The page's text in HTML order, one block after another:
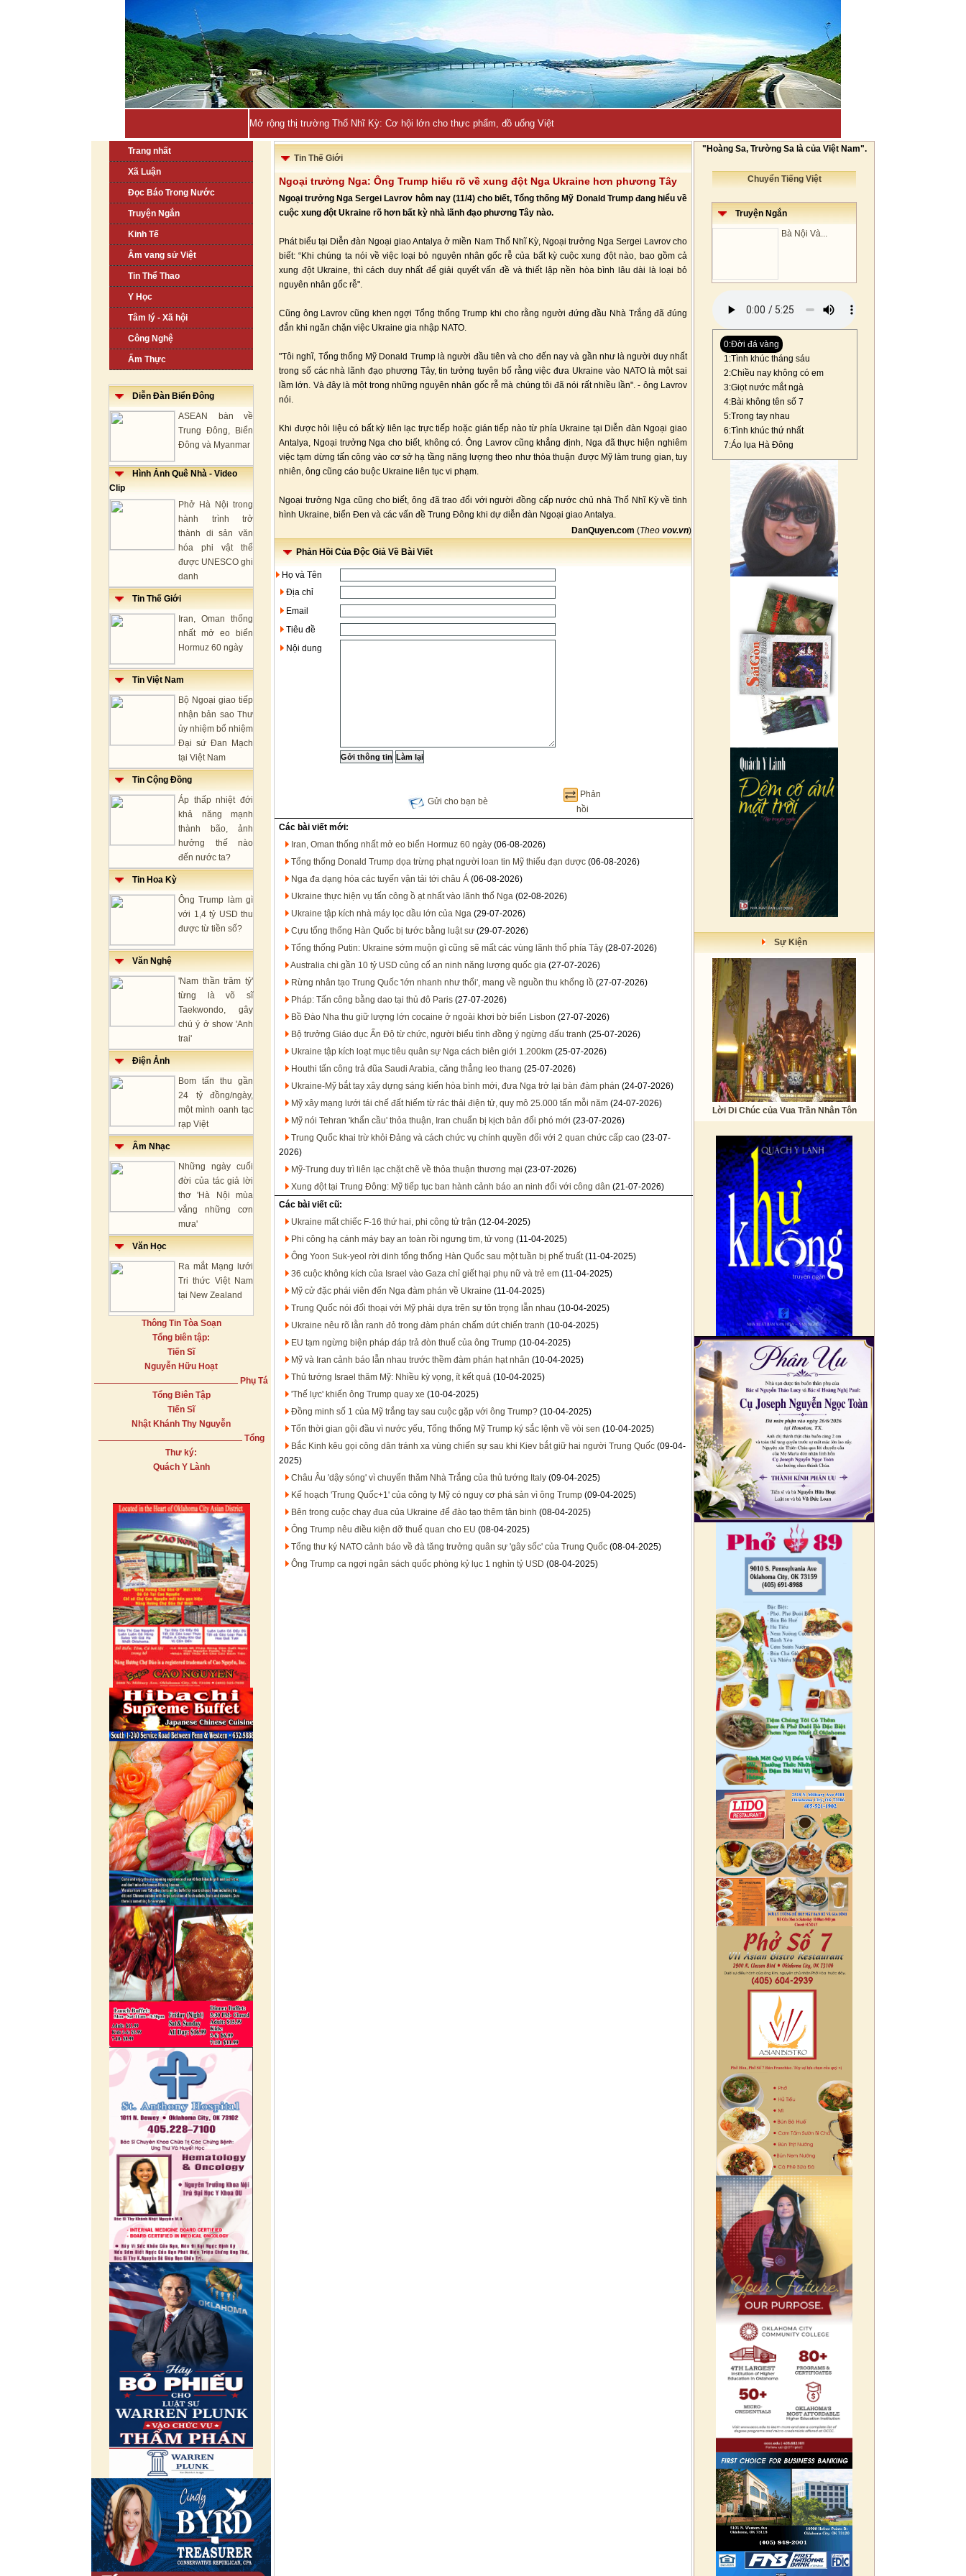
Mở rộng thị trường Thổ Nhĩ Kỳ: Cơ hội lớn cho thực phẩm, đồ uống Việt
Trang nhất
Xã Luận
Đọc Báo Trong Nước
Truyện Ngắn
Kinh Tế
Âm vang sử Việt
Tin Thể Thao
Y Học
Tâm lý - Xã hội
Công Nghệ
Ẩm Thực
Diễn Đàn Biển Đông
ASEAN bàn về
Trung Đông, Biển
Đông và Myanmar
Hình Ảnh Quê Nhà - Video
Clip
Phở Hà Nội trong
hành trình trở
thành di sản văn
hóa phi vật thể
được UNESCO ghi
danh
Tin Thế Giới
Iran, Oman thống
nhất mở eo biển
Hormuz 60 ngày
Tin Việt Nam
Bộ Ngoại giao tiếp
nhận bản sao Thư
ủy nhiệm bổ nhiệm
Đại sứ Đan Mạch
tại Việt Nam
Tin Cộng Đồng
Áp thấp nhiệt đới
khả năng mạnh
thành bão, ảnh
hưởng thế nào
đến nước ta?
Tin Hoa Kỳ
Ông Trump làm gì
với 1,4 tỷ USD thu
được từ tiền số?
Văn Nghệ
'Nam thần trăm tỷ'
từng là võ sĩ
Taekwondo, gây
chú ý ở show 'Anh
trai'
Điện Ảnh
Bom tấn thu gần
24 tỷ đồng/ngày,
một mình oanh tạc
rạp Việt
Âm Nhạc
Những ngày cuối
đời của tác giả lời
thơ 'Hà Nội mùa
vắng những cơn
mưa'
Văn Học
Ra mắt Mạng lưới
Tri thức Việt Nam
tại New Zealand
Thông Tin Tòa Soạn
Tổng biên tập:
Tiến Sĩ
Nguyễn Hữu Hoạt
Phụ Tá
Tổng Biên Tập
Tiến Sĩ
Nhật Khánh Thy Nguyễn
Tổng
Thư ký:
Quách Y Lành
Tin Thế Giới
Ngoại trưởng Nga: Ông Trump hiểu rõ về xung đột Nga Ukraine hơn phương Tây
Ngoại trưởng Nga Sergei Lavrov hôm nay (11/4) cho biết, Tổng thống Mỹ Donald Trump đang hiểu về
cuộc xung đột Ukraine rõ hơn bất kỳ nhà lãnh đạo phương Tây nào.
Phát biểu tại Diễn đàn Ngoại giao Antalya ở miền Nam Thổ Nhĩ Kỳ, Ngoại trưởng Nga Sergei Lavrov cho
biết: “Khi chúng ta nói về việc loại bỏ nguyên nhân gốc rễ của bất kỳ cuộc xung đột nào, bao gồm cả
xung đột Ukraine, thì cách duy nhất để giải quyết vấn đề và thiết lập nền hòa bình lâu dài là loại bỏ
nguyên nhân gốc rễ".
Cũng ông Lavrov cũng khen ngợi Tổng thống Trump khi cho rằng người đứng đầu Nhà Trắng đã đúng
đắn khi ngăn chặn việc Ukraine gia nhập NATO.
"Tôi nghĩ, Tổng thống Mỹ Donald Trump là người đầu tiên và cho đến nay và gần như là người duy nhất
trong số các nhà lãnh đạo phương Tây, tin tưởng tuyên bố rằng việc đưa Ukraine vào NATO là một sai
lầm lớn. Và đây là một trong những nguyên nhân gốc rễ mà chúng tôi đã nói rất nhiều lần". - ông Lavrov
nói.
Khi được hỏi liệu có bất kỳ liên lạc trực tiếp hoặc gián tiếp nào từ phía Ukraine tại Diễn đàn Ngoại giao
Antalya, Ngoại trưởng Nga cho biết, không có. Ông Lavrov cũng khẳng định, Nga đã thực hiện nghiêm
việc tạm dừng tấn công vào cơ sở hạ tầng năng lượng theo như thỏa thuận được Mỹ làm trung gian, tuy
nhiên, ông cũng cáo buộc Ukraine liên tục vi phạm.
Ngoại trưởng Nga cũng cho biết, ông đã trao đổi với người đồng cấp nước chủ nhà Thổ Nhĩ Kỳ về tình
hình Ukraine, biển Đen và các vấn đề Trung Đông khi dự diễn đàn Ngoại giao Antalya.
DanQuyen.com (Theo vov.vn)
Phản Hồi Của Độc Giả Về Bài Viết
Họ và Tên
Địa chỉ
Email
Tiêu đề
Nội dung
Gửi cho bạn bè
Phản
hồi
Các bài viết mới:
Iran, Oman thống nhất mở eo biển Hormuz 60 ngày (06-08-2026)
Tổng thống Donald Trump dọa trừng phạt người loan tin Mỹ thiếu đạn dược (06-08-2026)
Nga đa dạng hóa các tuyến vận tải tới châu Á (06-08-2026)
Ukraine thực hiện vụ tấn công ồ ạt nhất vào lãnh thổ Nga (02-08-2026)
Ukraine tập kích nhà máy lọc dầu lớn của Nga (29-07-2026)
Cựu tổng thống Hàn Quốc bị tước bằng luật sư (29-07-2026)
Tổng thống Putin: Ukraine sớm muộn gì cũng sẽ mất các vùng lãnh thổ phía Tây (28-07-2026)
Australia chi gần 10 tỷ USD củng cố an ninh năng lượng quốc gia (27-07-2026)
Rừng nhân tạo Trung Quốc 'lớn nhanh như thổi', mang về nguồn thu khổng lồ (27-07-2026)
Pháp: Tấn công bằng dao tại thủ đô Paris (27-07-2026)
Bồ Đào Nha thu giữ lượng lớn cocaine ở ngoài khơi bờ biển Lisbon (27-07-2026)
Bộ trưởng Giáo dục Ấn Độ từ chức, người biểu tình đồng ý ngừng đấu tranh (25-07-2026)
Ukraine tập kích loạt mục tiêu quân sự Nga cách biên giới 1.200km (25-07-2026)
Houthi tấn công trả đũa Saudi Arabia, căng thẳng leo thang (25-07-2026)
Ukraine-Mỹ bắt tay xây dựng sáng kiến hòa bình mới, đưa Nga trở lại bàn đàm phán (24-07-2026)
Mỹ xây mạng lưới tái chế đất hiếm từ rác thải điện tử, quy mô 25.000 tấn mỗi năm (24-07-2026)
Mỹ nói Tehran 'khẩn cầu' thỏa thuận, Iran chuẩn bị kịch bản đối phó mới (23-07-2026)
Trung Quốc khai trừ khỏi Đảng và cách chức vụ chính quyền đối với 2 quan chức cấp cao (23-07-
2026)
Mỹ-Trung duy trì liên lạc chặt chẽ về thỏa thuận thương mại (23-07-2026)
Xung đột tại Trung Đông: Mỹ tiếp tục ban hành cảnh báo an ninh đối với công dân (21-07-2026)
Các bài viết cũ:
Ukraine mất chiếc F-16 thứ hai, phi công tử trận (12-04-2025)
Phi công hạ cánh máy bay an toàn rồi ngưng tim, tử vong (11-04-2025)
Ông Yoon Suk-yeol rời dinh tổng thống Hàn Quốc sau một tuần bị phế truất(11-04-2025)
36 cuộc không kích của Israel vào Gaza chỉ giết hại phụ nữ và trẻ em (11-04-2025)
Mỹ cử đặc phái viên đến Nga đàm phán về Ukraine (11-04-2025)
Trung Quốc nói đối thoại với Mỹ phải dựa trên sự tôn trọng lẫn nhau (10-04-2025)
Ukraine nêu rõ lằn ranh đỏ trong đàm phán chấm dứt chiến tranh (10-04-2025)
EU tạm ngừng biện pháp đáp trả đòn thuế của ông Trump (10-04-2025)
Mỹ và Iran cảnh báo lẫn nhau trước thềm đàm phán hạt nhân (10-04-2025)
Thủ tướng Israel thăm Mỹ: Nhiều kỳ vọng, ít kết quả (10-04-2025)
'Thế lực' khiến ông Trump quay xe (10-04-2025)
Đồng minh số 1 của Mỹ trắng tay sau cuộc gặp với ông Trump? (10-04-2025)
Tốn thời gian gội đầu vì nước yếu, Tổng thống Mỹ Trump ký sắc lệnh về vòi sen (10-04-2025)
Bắc Kinh kêu gọi công dân tránh xa vùng chiến sự sau khi Kiev bắt giữ hai người Trung Quốc (09-04-
2025)
Châu Âu 'dậy sóng' vì chuyến thăm Nhà Trắng của thủ tướng Italy (09-04-2025)
Kế hoạch 'Trung Quốc+1' của công ty Mỹ có nguy cơ phá sản vì ông Trump (09-04-2025)
Bên trong cuộc chạy đua của Ukraine để đào tạo thêm tân binh (08-04-2025)
Ông Trump nêu điều kiện dỡ thuế quan cho EU (08-04-2025)
Tổng thư ký NATO cảnh báo về đà tăng trưởng quân sự 'gây sốc' của Trung Quốc (08-04-2025)
Ông Trump ca ngợi ngân sách quốc phòng kỷ lục 1 nghìn tỷ USD (08-04-2025)
"Hoàng Sa, Trường Sa là của Việt Nam".
Chuyển Tiếng Việt
Truyện Ngắn
Bà Nội Và...
0:Đời đá vàng
1:Tình khúc tháng sáu
2:Chiều nay không có em
3:Giọt nước mắt ngà
4:Bài không tên số 7
5:Trong tay nhau
6:Tình khúc thứ nhất
7:Áo lụa Hà Đông
Sự Kiện
Lời Di Chúc của Vua Trần Nhân Tôn